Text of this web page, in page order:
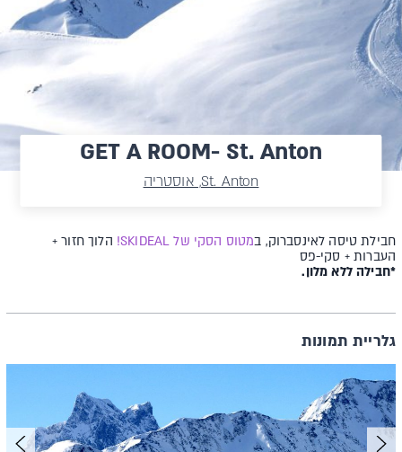
GET A ROOM- St. Anton
St. Anton, אוסטריה
חבילת טיסה לאינסברוק, במטוס הסקי של SKIDEAL!
הלוך חזור +
העברות + סקי-פס
*חבילה ללא מלון.
גלריית תמונות